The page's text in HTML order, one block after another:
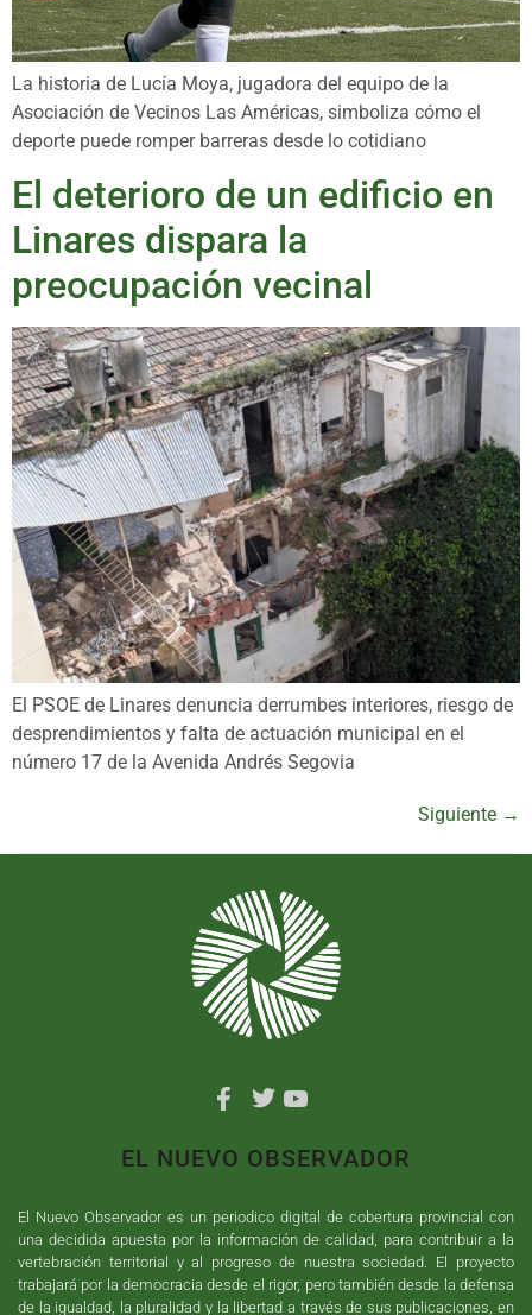
La historia de Lucía Moya, jugadora del equipo de la
Asociación de Vecinos Las Américas, simboliza cómo el
deporte puede romper barreras desde lo cotidiano
El deterioro de un edificio en
Linares dispara la
preocupación vecinal
El PSOE de Linares denuncia derrumbes interiores, riesgo de
desprendimientos y falta de actuación municipal en el
número 17 de la Avenida Andrés Segovia
Siguiente →
EL NUEVO OBSERVADOR
El Nuevo Observador es un periodico digital de cobertura provincial con
una decidida apuesta por la información de calidad, para contribuir a la
vertebración territorial y al progreso de nuestra sociedad. El proyecto
trabajará por la democracia desde el rigor, pero también desde la defensa
de la igualdad, la pluralidad y la libertad a través de sus publicaciones, en